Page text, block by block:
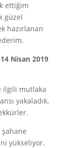
ettiğim
güzel
hazırlanan
Nisan 2019
ilgili mutlaka
yakaladık.
şahane
yükseliyor.